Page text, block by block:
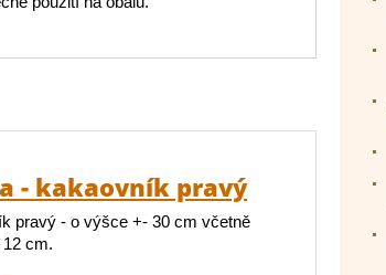
- kakaovník pravý
pravý - o výšce +- 30 cm včetně
cm.